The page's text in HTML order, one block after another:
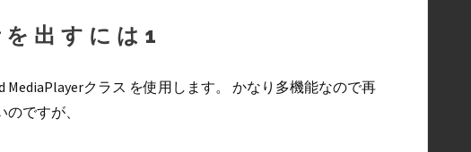
出すには1
クラス を使用します。 かなり多機能なので再
ですが、